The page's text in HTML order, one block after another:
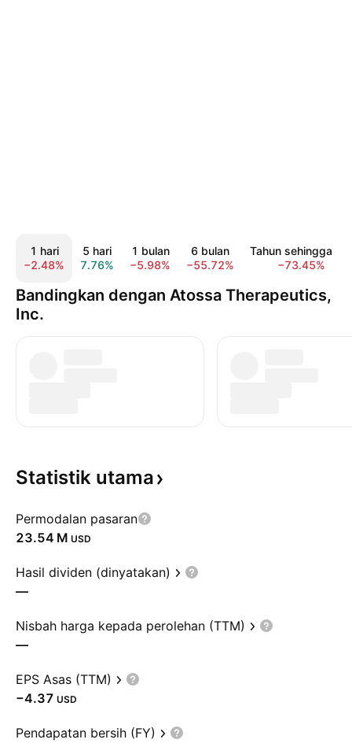
1 hari
−2.48%
5 hari
7.76%
1 bulan
−5.98%
6 bulan
−55.72%
Tahun sehingga kini
−73.45%
Bandingkan dengan Atossa Therapeutics,
Inc.
Statistik utama
Permodalan pasaran
‪23.54 M‬ USD
Hasil dividen (dinyatakan)
—
Nisbah harga kepada perolehan (TTM)
—
EPS Asas (TTM)
−4.37 USD
Pendapatan bersih (FY)